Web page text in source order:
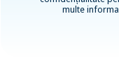
multe